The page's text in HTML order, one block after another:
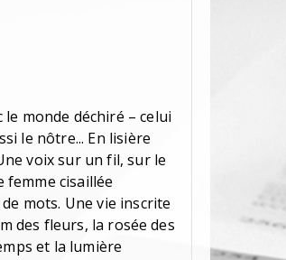
monde déchiré – celui
le nôtre... En lisière
voix sur un fil, sur le
femme cisaillée
mots. Une vie inscrite
des fleurs, la rosée des
et la lumière